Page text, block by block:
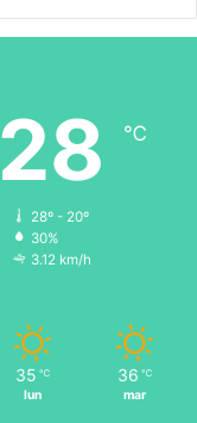
28 ℃
28º - 20º
30%
3.12 km/h
35 ℃
lun
36 ℃
mar